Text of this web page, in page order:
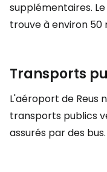
supplémentaires.
trouve à environ
Transports
L'aéroport de Reus
transports publics
assurés par des bus.